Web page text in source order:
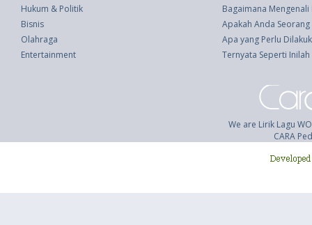
Hukum & Politik
Bisnis
Olahraga
Entertainment
Bagaimana
Apakah Anda
Apa yang Perlu
Ternyata Seperti
We are Lirik Lagu
CARA